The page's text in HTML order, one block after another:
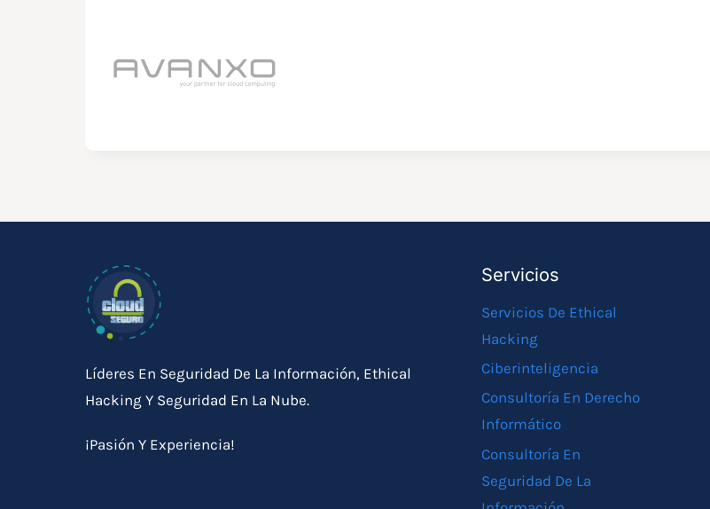
Líderes En Seguridad De La Información, Ethical
Hacking Y Seguridad En La Nube.
¡Pasión Y Experiencia!
Servicios
Servicios De Ethical
Hacking
Ciberinteligencia
Consultoría En Derecho
Informático
Consultoría En
Seguridad De La